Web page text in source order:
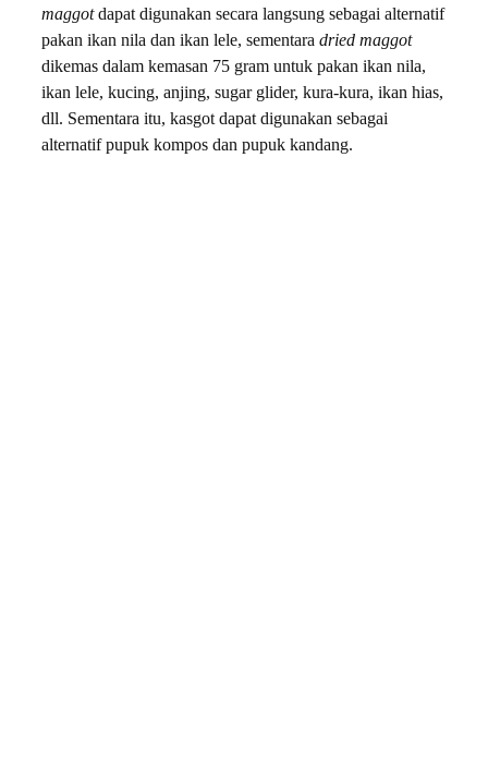
maggotdapat digunakan secara langsung sebagai alternatif
pakan ikan nila dan ikan lele, sementara dried maggot
dikemas dalam kemasan 75 gram untuk pakan ikan nila,
ikan lele, kucing, anjing, sugar glider, kura-kura, ikan hias,
dll. Sementara itu, kasgot dapat digunakan sebagai
alternatif pupuk kompos dan pupuk kandang.